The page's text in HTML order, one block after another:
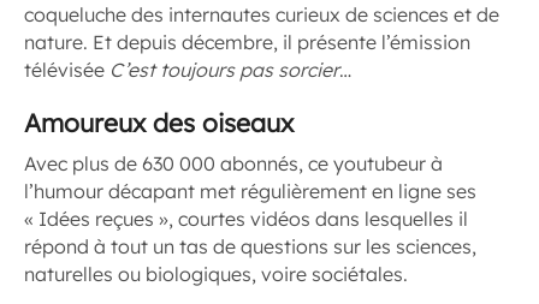
coqueluche des internautes curieux de sciences et de
nature. Et depuis décembre, il présente l’émission
télévisée C’est toujours pas sorcier…
Amoureux des oiseaux
Avec plus de 630 000 abonnés, ce youtubeur à
l’humour décapant met régulièrement en ligne ses
« Idées reçues », courtes vidéos dans lesquelles il
répond à tout un tas de questions sur les sciences,
naturelles ou biologiques, voire sociétales.